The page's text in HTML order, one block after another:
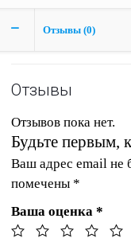
Отзывы (0)
Отзывы
Отзывов пока нет.
Будьте первым,
Ваш адрес email не
помечены *
Ваша оценка*